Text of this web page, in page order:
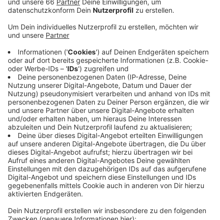
Veröffentlicht:Donnerstag, 23.04.2020 05:18
Anzeige
Die Düsseldorfer Gewerkschaft Erziehung und
Wissenschaft (GEW) hält die meisten Vorgaben des
NRW-Schulministeriums für "nicht umsetzbar" -
beispielsweise was das Abstand halten in den Schulen
angeht. Man habe den "Eindruck, dass das Land nicht
den Gesundheitsschutz an erste Stelle setzt". Beim
Umsetzen der Maßnahmen werden einige Schulen
kreativ: Das Cecilien-Gymnasium in Oberkassel zeigt
Schülern und Lehrern zum Beispiel mit Klebestreifen
die Laufrichtung an. Das Aktionsbündnis "Schulboykott
NRW" will heute um 10 Uhr vor der Staatskanzlei für
die Absage aller Prüfungen demonstrieren.